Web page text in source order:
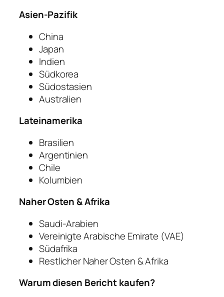
Asien-Pazifik
China
Japan
Indien
Südkorea
Südostasien
Australien
Lateinamerika
Brasilien
Argentinien
Chile
Kolumbien
Naher Osten & Afrika
Saudi-Arabien
Vereinigte Arabische Emirate (VAE)
Südafrika
Restlicher Naher Osten & Afrika
Warum diesen Bericht kaufen?